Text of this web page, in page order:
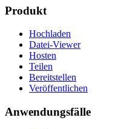
Produkt
Hochladen
Datei-Viewer
Hosten
Teilen
Bereitstellen
Veröffentlichen
Anwendungsfälle